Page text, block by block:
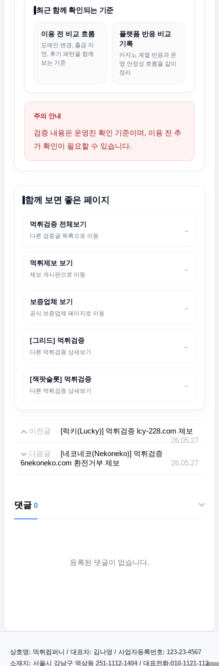
최근 함께 확인되는 기준
이용 전 비교 흐름
도메인 변경, 출금 지
연, 후기 패턴을 함께
보는 기준
플랫폼 반응 비교
기록
카지노 계열 반응과 운
영 안정성 흐름을 같이
정리
주의 안내
검증 내용은 운영진 확인 기준이며, 이용 전 추
가 확인이 필요할 수 있습니다.
함께 보면 좋은 페이지
먹튀검증 전체보기
다른 검증글 목록으로 이동
→
먹튀제보 보기
제보 게시판으로 이동
→
보증업체 보기
공식 보증업체 페이지로 이동
→
[그리드] 먹튀검증
다른 먹튀검증 상세보기
→
[잭팟슬롯] 먹튀검증
다른 먹튀검증 상세보기
→
이전글
[럭키(Lucky)] 먹튀검증 lcy-228.com 제보
26.05.27
다음글
[네코네코(Nekoneko)] 먹튀검증
6nekoneko.com 환전거부 제보
26.05.27
댓글 0
등록된 댓글이 없습니다.
상호명: 먹튀컴퍼니 / 대표자: 김나영 / 사업자등록번호: 123-23-4567
소재지: 서울시 강남구 역삼동 251-1112-1404 / 대표전화:010-1121-112